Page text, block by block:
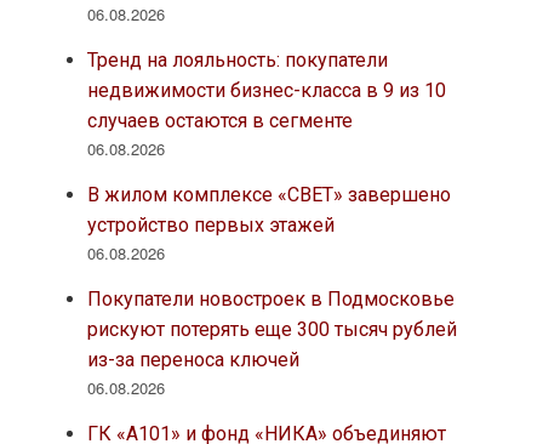
06.08.2026
Тренд на лояльность: покупатели
недвижимости бизнес-класса в 9 из 10
случаев остаются в сегменте
06.08.2026
В жилом комплексе «СВЕТ» завершено
устройство первых этажей
06.08.2026
Покупатели новостроек в Подмосковье
рискуют потерять еще 300 тысяч рублей
из-за переноса ключей
06.08.2026
ГК «А101» и фонд «НИКА» объединяют